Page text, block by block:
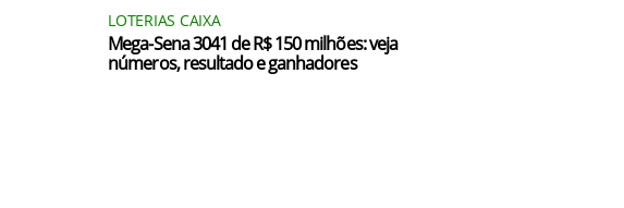
LOTERIAS CAIXA
Mega-Sena 3041 de R$ 150 milhões: veja
números, resultado e ganhadores